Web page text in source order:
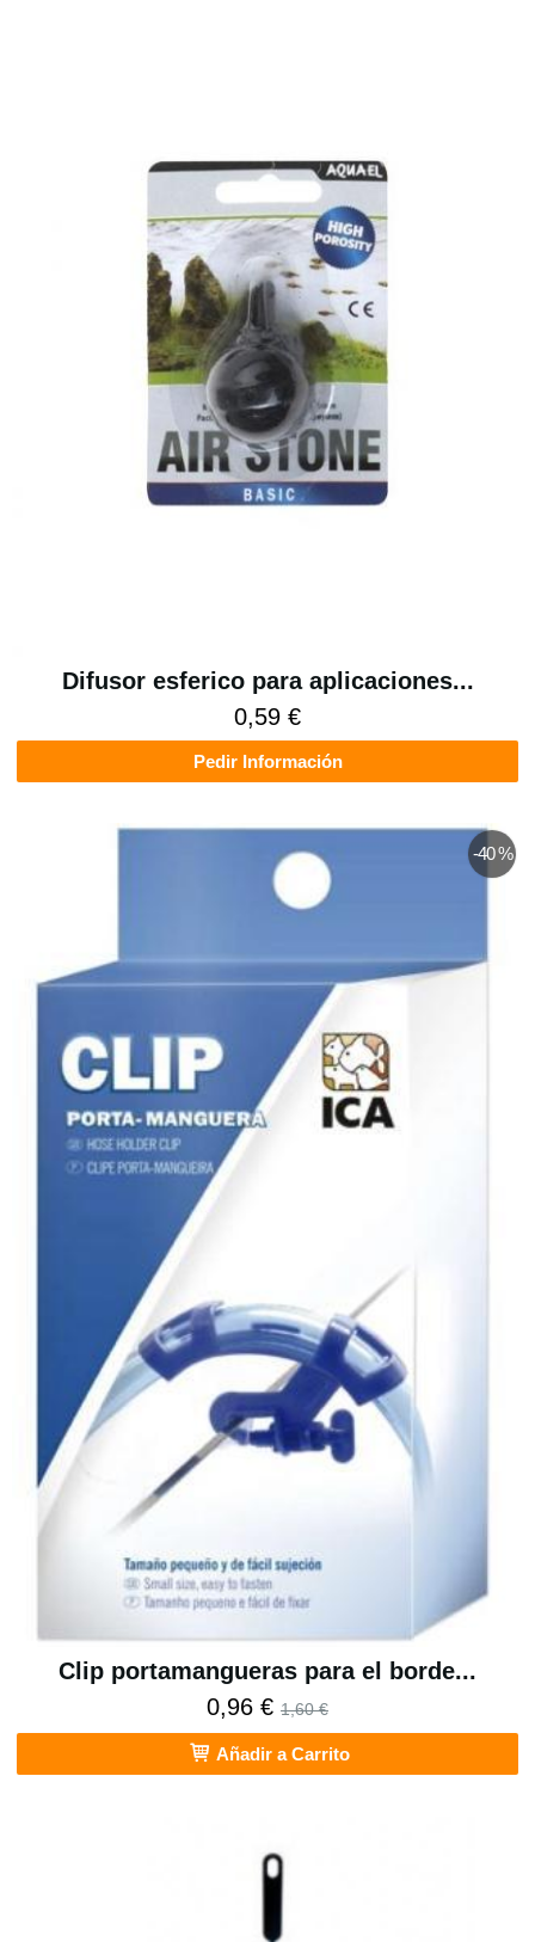
Difusor esferico para aplicaciones...
0,59 €
Pedir Información
-40 %
Clip portamangueras para el borde...
0,96 € 1,60 €
Añadir a Carrito